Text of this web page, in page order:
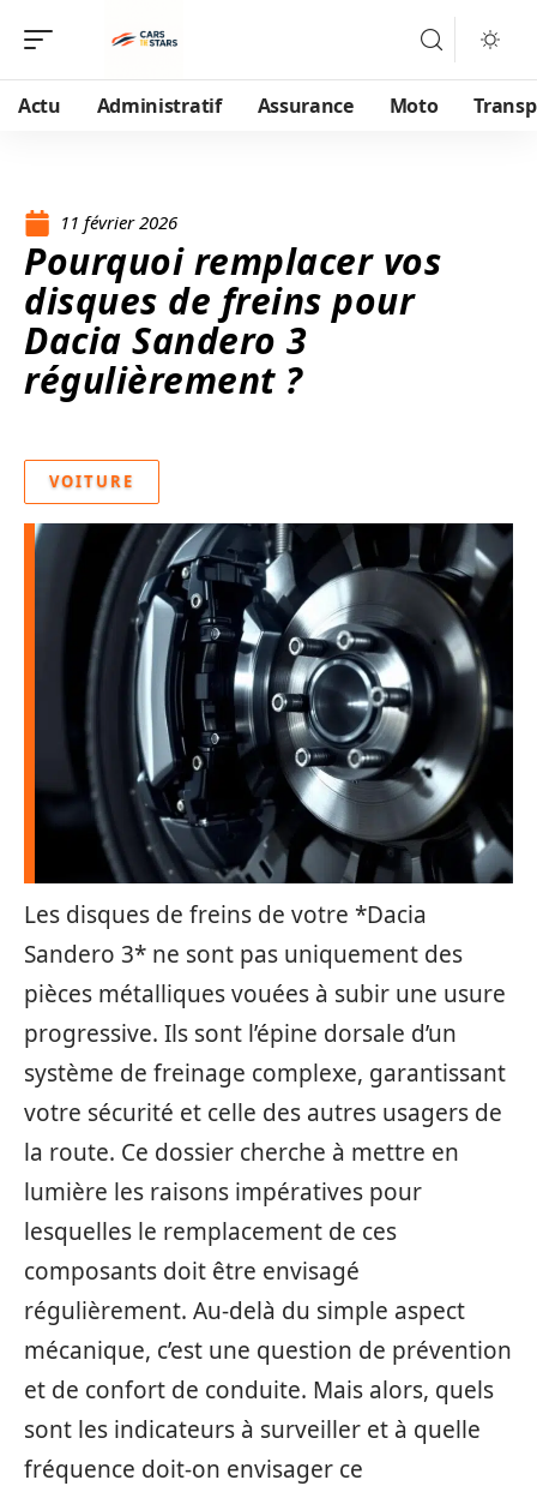
Actu Administratif Assurance Moto
11 février 2026
Pourquoi remplacer vos
disques de freins pour
Dacia Sandero 3
régulièrement ?
VOITURE
Les disques de freins de votre *Dacia
Sandero 3* ne sont pas uniquement des
pièces métalliques vouées à subir une usure
progressive. Ils sont l’épine dorsale d’un
système de freinage complexe, garantissant
votre sécurité et celle des autres usagers de
la route. Ce dossier cherche à mettre en
lumière les raisons impératives pour
lesquelles le remplacement de ces
composants doit être envisagé
régulièrement. Au-delà du simple aspect
mécanique, c’est une question de prévention
et de confort de conduite. Mais alors, quels
sont les indicateurs à surveiller et à quelle
fréquence doit-on envisager ce